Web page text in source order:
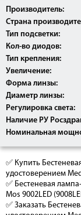
Производитель:
Страна
Тип подсветки:
Кол-во диодов:
Тип крепления:
Увеличение:
Форма линзы:
Диаметр линзы:
Регулировка света:
Наличие РУ
Номинальная
✅ Купить
удостоверением
✅ Бестеневая
Mos 9002LED
✅ Заказать